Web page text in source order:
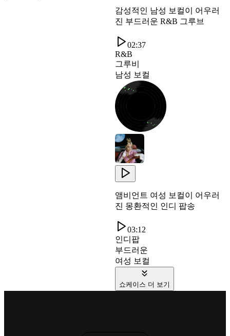
감성적인 남성 보컬이 어우러
진 부드러운 R&B 그루브
02:37
R&B
그루비
남성 보컬
앰비언트 여성 보컬이 어우러
진 몽환적인 인디 팝송
03:12
인디팝
부드러운
여성 보컬
쇼케이스 더 보기